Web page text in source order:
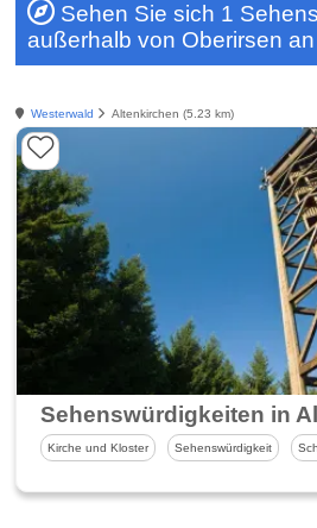
Sehen Sie sich 1
außerhalb von Oberirsen an
Westerwald Altenkirchen (5.23 km)
Sehenswürdigkeiten in
Kirche und Kloster Sehenswürdigkeit